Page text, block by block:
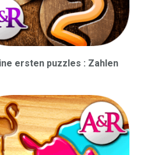
ersten puzzles : Zahlen